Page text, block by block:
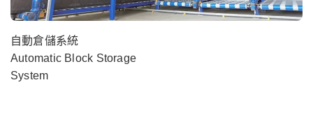
自動倉儲系統
Automatic Block Storage
System